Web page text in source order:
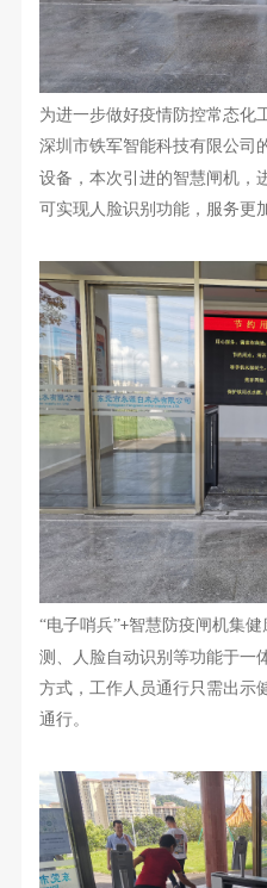
为进一步做好疫情防控常态化
深圳市铁军智能科技有限公司
设备， 本次引进的智慧闸机，
可实现人脸识别功能，服务更
“电子哨兵”+智慧防疫闸机集健
测、人脸自动识别 等功能于一
方式， 工作人员通行只需出示
通行。